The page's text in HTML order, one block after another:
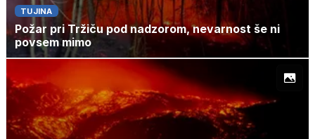
TUJINA
Požar pri Tržiču pod nadzorom, nevarnost še ni
povsem mimo